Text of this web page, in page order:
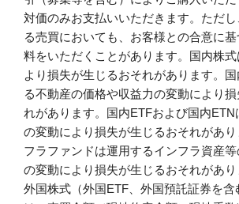
対価のみお支払いいただきます。ただし
る売買においても、お客様との合意に
料をいただくことがあります。国内株
より損失が生じるおそれがあります。
る不動産の価格や収益力の変動により
れがあります。国内ETFおよび国内
の変動により損失が生じるおそれがあ
フラファンドは運用するインフラ資産
の変動により損失が生じるおそれがあり
外国株式（外国ETF、外国預託証券を含